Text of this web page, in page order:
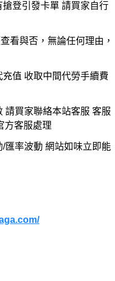
登引發卡單 請買家自行
看與否，無論任何理由，
值 收取中間代勞手續費
請買家聯絡本站客服 客服
方客服處理
匯率波動 網站如味立即能